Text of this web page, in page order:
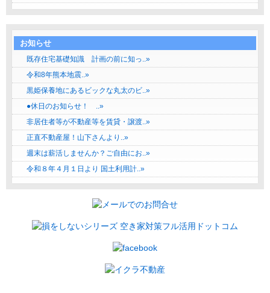
お知らせ
既存住宅基礎知識 計画の前に知っ..»
令和8年熊本地震..»
黒姫保養地にあるビックな丸太のビ..»
●休日のお知らせ！ ..»
非居住者等が不動産等を賃貸・譲渡..»
正直不動産屋！山下さんより..»
週末は薪活しませんか？ご自由にお..»
令和８年４月１日より 国土利用計..»